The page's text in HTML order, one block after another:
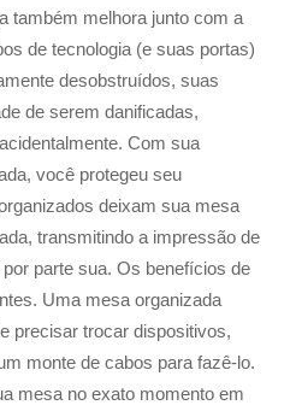
também melhora junto com a
de tecnologia (e suas portas)
desobstruídos, suas
de serem danificadas,
Com sua
você protegeu seu
deixam sua mesa
transmitindo a impressão de
parte sua. Os benefícios de
Uma mesa organizada
precisar trocar dispositivos,
monte de cabos para fazê-lo.
mesa no exato momento em